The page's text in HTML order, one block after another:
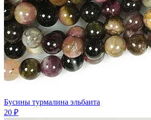
Бусины турмалина эльбаита
20 ₽